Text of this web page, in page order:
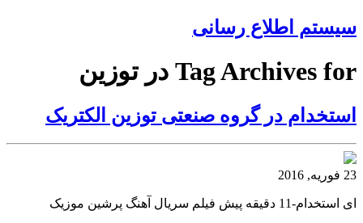
سیستم اطلاع رسانی
Tag Archives for در توزین
استخدام در گروه صنعتی توزین الکتریک
23 فوریه, 2016
ای استخدام-11 دقیقه پیش فیلم سریال آهنگ پرشین موزیک